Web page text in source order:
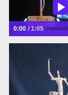
0:00 1:05